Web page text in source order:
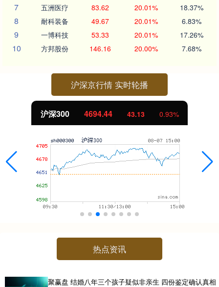
7 五洲医疗 83.62 20.01% 18.37%
8 耐科装备 49.67 20.01% 6.83%
9 一博科技 53.33 20.01% 17.26%
10 方邦股份 146.16 20.00% 7.68%
沪深京行情 实时轮播
北证50 1134.24 11.37
热点资讯
聚赢盘 结婚八年三个孩子疑似非亲生 四份鉴定确认真相